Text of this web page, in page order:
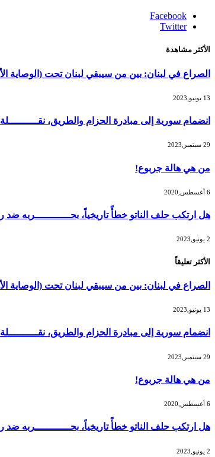
Facebook
Twitter
الأكثر مشاهدة
الصراع في لبنان: بين من سيبقي لبنان تحت (الوصاية
13 يونيو,2023
انضمام سورية إلى مبادرة الحزام والطريق،
29 سبتمبر,2023
من هي هالة جربوع!
6 أغسطس,2020
هل ارتكب حلف الناتو خطأً تاريخياً،
2 يونيو,2023
الأكثر تعليقاً
الصراع في لبنان: بين من سيبقي لبنان تحت (الوصاية
13 يونيو,2023
انضمام سورية إلى مبادرة الحزام والطريق،
29 سبتمبر,2023
من هي هالة جربوع!
6 أغسطس,2020
هل ارتكب حلف الناتو خطأً تاريخياً،
2 يونيو,2023